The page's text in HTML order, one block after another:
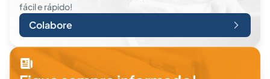
fácil e rápido!
Colabore